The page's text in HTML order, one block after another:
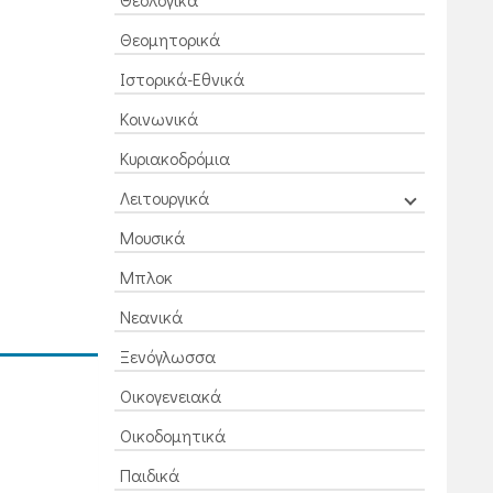
Θεομητορικά
Ιστορικά-Εθνικά
Κοινωνικά
Κυριακοδρόμια
Λειτουργικά
Μουσικά
Μπλοκ
Νεανικά
Ξενόγλωσσα
Οικογενειακά
Οικοδομητικά
Παιδικά